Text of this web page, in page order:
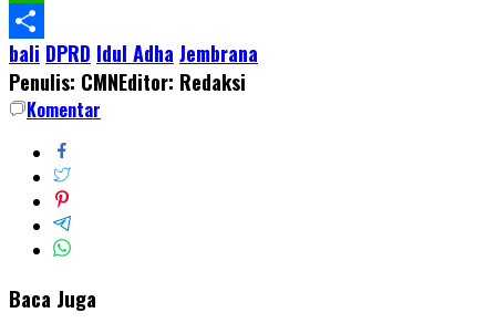
WhatsApp
Share
bali DPRD Idul Adha Jembrana
Penulis: CMNEditor: Redaksi
Komentar
Baca Juga